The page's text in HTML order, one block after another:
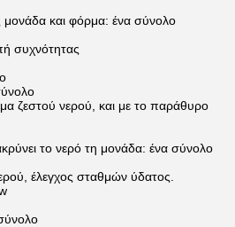
μονάδα και φόρμα: ένα σύνολο
συχνότητας
ζεστού νερού, και με το παράθυρο
το νερό τη μονάδα: ένα σύνολο
έλεγχος σταθμών ύδατος.